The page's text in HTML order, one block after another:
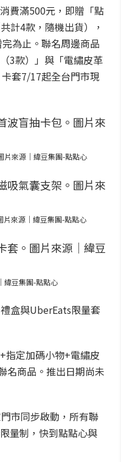
費滿500元，即贈「點
計4款，隨機出貨），
為止。聯名周邊商品
3款）」與「電繡皮革
套7/17起全台門市現
來源｜緯豆集團-點點心
來源｜緯豆集團-點點心
緯豆集團-點點心
盒與UberEats限量套
指定加碼小物+電繡皮
商品。推出日期尚未
市同步啟動，所有聯
量制，快到點點心與